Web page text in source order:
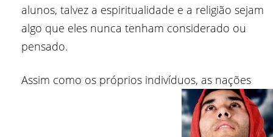
alunos, talvez a espiritualidade e a religião sejam
algo que eles nunca tenham considerado ou
pensado.
Assim como os próprios indivíduos, as nações